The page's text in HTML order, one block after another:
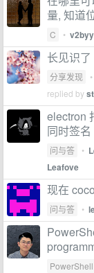
量, 知道
C • v2byy
长见识了
分享发现 •
replied by
electron
同时签名
问与答 •
Leafove
现在
问与答 •
PowerShell